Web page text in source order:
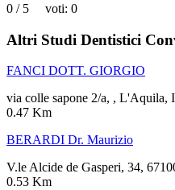
0 / 5 voti: 0
Altri Studi Dentistici
FANCI DOTT. GIORGIO
via colle sapone 2/a, , L'Aquila,
0.47 Km
BERARDI Dr. Maurizio
V.le Alcide de Gasperi, 34,
0.53 Km